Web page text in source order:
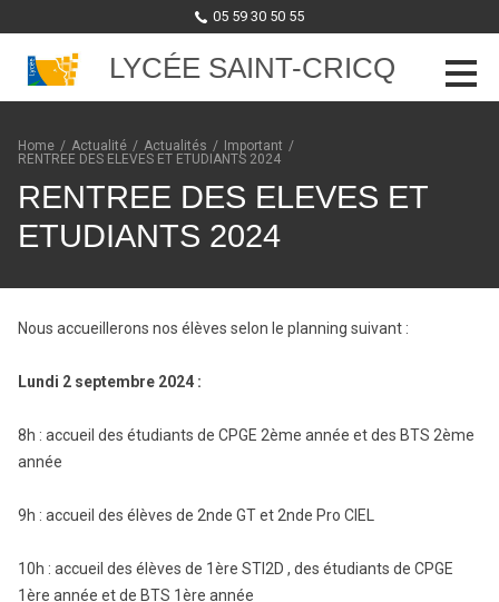
05 59 30 50 55
LYCÉE SAINT-CRICQ
Skip to content
Home / Actualité / Actualités / Important /
RENTREE DES ELEVES ET ETUDIANTS 2024
RENTREE DES ELEVES ET
ETUDIANTS 2024
Nous accueillerons nos élèves selon le planning suivant :
Lundi 2 septembre 2024 :
8h : accueil des étudiants de CPGE 2ème année et des BTS 2ème
année
9h : accueil des élèves de 2nde GT et 2nde Pro CIEL
10h : accueil des élèves de 1ère STI2D , des étudiants de CPGE
1ère année et de BTS 1ère année